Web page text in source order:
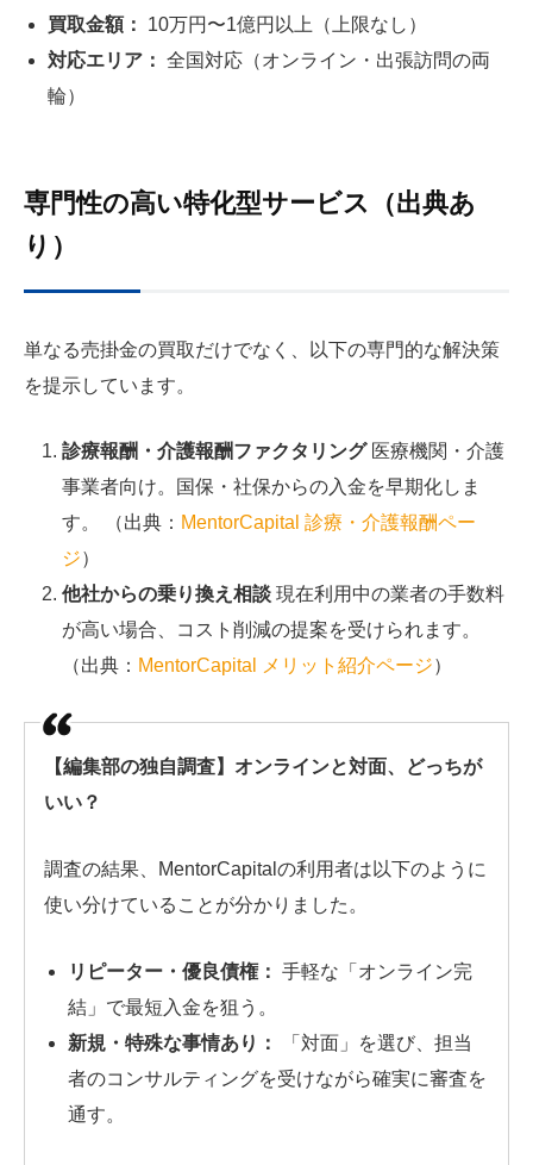
買取金額：
10万円〜1億円以上（上限なし）
対応エリア： 全国対応（オンライン・出張訪問の両
輪）
専門性の高い特化型サービス（出典あ
り）
単なる売掛金の買取だけでなく、以下の専門的な解決策
を提示しています。
診療報酬・介護報酬ファクタリング医療機関・介護
事業者向け。国保・社保からの入金を早期化しま
す。 （出典： MentorCapital 診療・介護報酬ペー
ジ）
他社からの乗り換え相談 現在利用中の業者の手数料
が高い場合、コスト削減の提案を受けられます。
（出典： MentorCapital メリット紹介ページ）
【編集部の独自調査】オンラインと対面、どっちが
いい？
調査の結果、MentorCapitalの利用者は以下のように
使い分けていることが分かりました。
リピーター・優良債権： 手軽な「オンライン完
結」で最短入金を狙う。
新規・特殊な事情あり：
「対面」を選び、担当
者のコンサルティングを受けながら確実に審査を
通す。